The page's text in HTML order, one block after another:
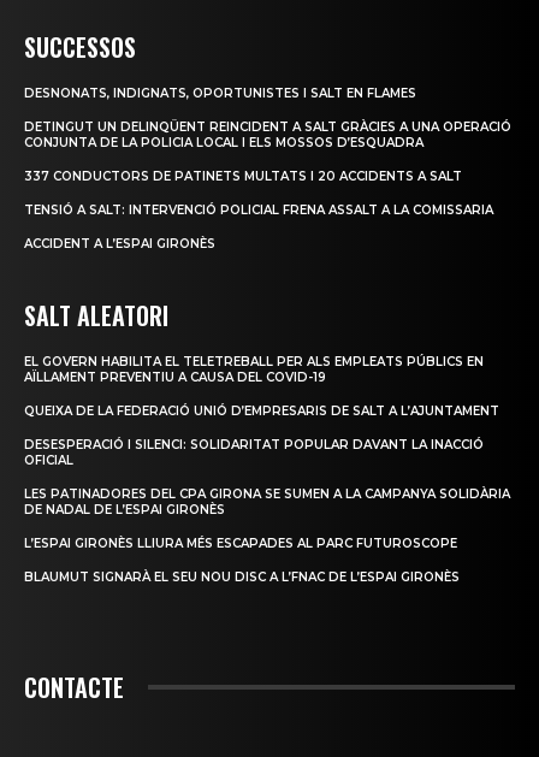
SUCCESSOS
DESNONATS, INDIGNATS, OPORTUNISTES I SALT EN FLAMES
DETINGUT UN DELINQÜENT REINCIDENT A SALT GRÀCIES A UNA OPERACIÓ
CONJUNTA DE LA POLICIA LOCAL I ELS MOSSOS D’ESQUADRA
337 CONDUCTORS DE PATINETS MULTATS I 20 ACCIDENTS A SALT
TENSIÓ A SALT: INTERVENCIÓ POLICIAL FRENA ASSALT A LA COMISSARIA
ACCIDENT A L’ESPAI GIRONÈS
SALT ALEATORI
EL GOVERN HABILITA EL TELETREBALL PER ALS EMPLEATS PÚBLICS EN
AÏLLAMENT PREVENTIU A CAUSA DEL COVID-19
QUEIXA DE LA FEDERACIÓ UNIÓ D’EMPRESARIS DE SALT A L’AJUNTAMENT
DESESPERACIÓ I SILENCI: SOLIDARITAT POPULAR DAVANT LA INACCIÓ
OFICIAL
LES PATINADORES DEL CPA GIRONA SE SUMEN A LA CAMPANYA SOLIDÀRIA
DE NADAL DE L’ESPAI GIRONÈS
L’ESPAI GIRONÈS LLIURA MÉS ESCAPADES AL PARC FUTUROSCOPE
BLAUMUT SIGNARÀ EL SEU NOU DISC A L’FNAC DE L’ESPAI GIRONÈS
CONTACTE